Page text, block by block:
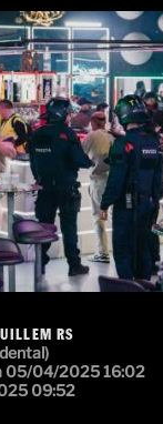
RS
05/04/2025 16:02
09:52